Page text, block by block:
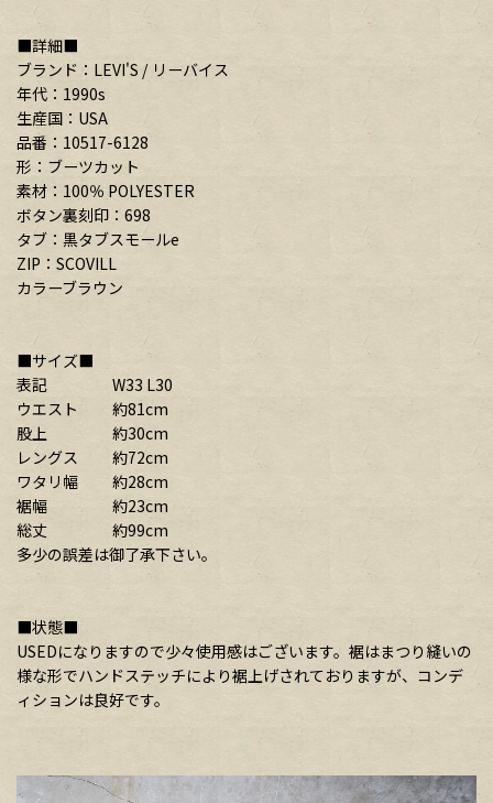
■詳細■
ブランド：LEVI'S / リーバイス
年代：1990s
生産国：USA
品番：10517-6128
形：ブーツカット
素材：100％ POLYESTER
ボタン裏刻印：698
タブ：黒タブスモールe
ZIP：SCOVILL
カラーブラウン
■サイズ■
表記 W33 L30
ウエスト 約81cm
股上 約30cm
レングス 約72cm
ワタリ幅 約28cm
裾幅 約23cm
総丈 約99cm
多少の誤差は御了承下さい。
■状態■
USEDになりますので少々使用感はございます。裾はまつり縫いの
様な形でハンドステッチにより裾上げされておりますが、コンデ
ィションは良好です。